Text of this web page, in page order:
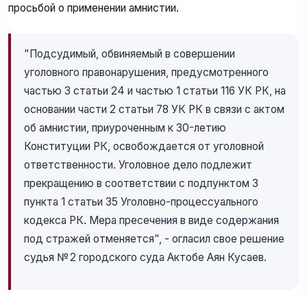
просьбой о применении амнистии.
"Подсудимый, обвиняемый в совершении
уголовного правонарушения, предусмотренного
частью 3 статьи 24 и частью 1 статьи 116 УК РК, на
основании части 2 статьи 78 УК РК в связи с актом
об амнистии, приуроченным к 30-летию
Конституции РК, освобождается от уголовной
ответственности. Уголовное дело подлежит
прекращению в соответствии с подпунктом 3
пункта 1 статьи 35 Уголовно-процессуального
кодекса РК. Мера пресечения в виде содержания
под стражей отменяется", - огласил свое решение
судья № 2 городского суда Актобе Аян Кусаев.